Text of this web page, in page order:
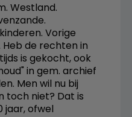
Westland.
Vorige
Heb de rechten in
is gekocht, ook
in gem. archief
Men wil nu bij
toch niet? Dat is
jaar, ofwel